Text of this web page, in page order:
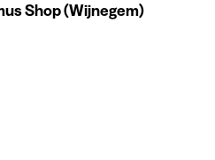
Shop (Wijnegem)